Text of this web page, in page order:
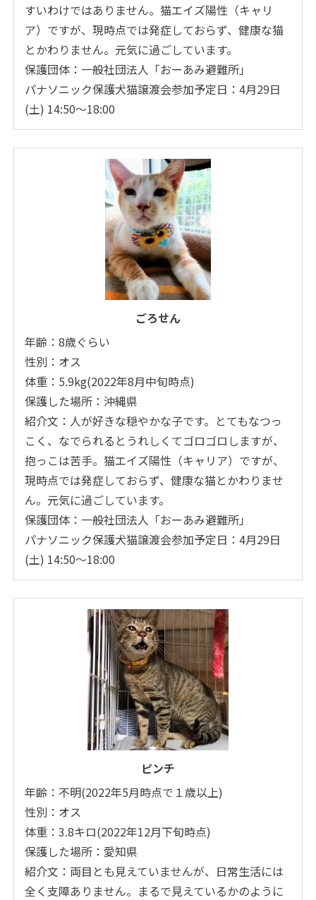
すいわけではありません。猫エイズ陽性（キャリ
ア）ですが、現時点では発症しておらず、健康な猫
とかわりません。元気に過ごしています。
保護団体：一般社団法人「おーあみ避難所」
パナソニック保護犬猫譲渡会参加予定日：4月29日
(土) 14:50～18:00
ごろせん
年齢：8歳ぐらい
性別：オス
体重：5.9kg(2022年8月中旬時点)
保護した場所：沖縄県
紹介文：人が好きな穏やかな子です。とてもなつっ
こく、なでられるとうれしくてゴロゴロしますが、
抱っこは苦手。猫エイズ陽性（キャリア）ですが、
現時点では発症しておらず、健康な猫とかわりませ
ん。元気に過ごしています。
保護団体：一般社団法人「おーあみ避難所」
パナソニック保護犬猫譲渡会参加予定日：4月29日
(土) 14:50～18:00
ピンチ
年齢：不明(2022年5月時点で１歳以上)
性別：オス
体重：3.8キロ(2022年12月下旬時点)
保護した場所：愛知県
紹介文：両目とも見えていませんが、日常生活には
全く支障ありません。まるで見えているかのように